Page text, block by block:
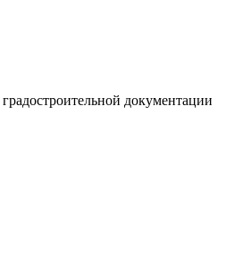
документации